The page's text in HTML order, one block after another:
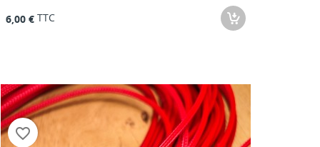
6,00 € TTC
favorite_border